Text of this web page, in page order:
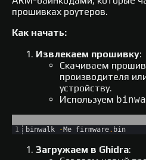
прошивках роутеров.
Как начать:
Извлекаем прошивку:
Скачиваем
производителя
устройству.
Используем
1 binwalk -Me firmware. bin
Загружаем в Ghidra: